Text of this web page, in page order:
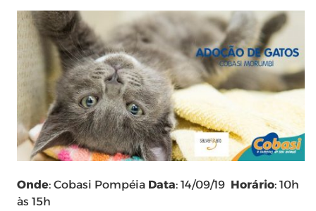
Onde: Cobasi Pompéia Data: 14/09/19 Horário: 10h
às 15h